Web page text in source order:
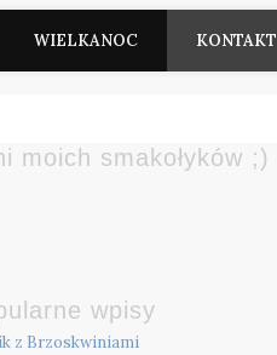
WIELKANOC KONTAKT
moich smakołyków ;)
wpisy
z Brzoskwiniami